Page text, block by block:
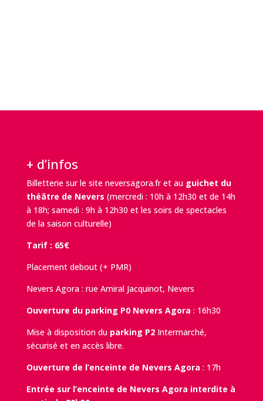
+ d’infos
Billetterie sur le site neversagora.fret au guichet du
théâtre de Nevers (mercredi : 10h à 12h30 et de 14h
à 18h; samedi : 9h à 12h30 et les soirs de spectacles
de la saison culturelle)
Tarif : 65€
Placement debout (+ PMR)
Nevers Agora : rue Amiral Jacquinot, Nevers
Ouverture du parking P0 Nevers Agora : 16h30
Mise à disposition du parking P2Intermarché,
sécurisé et en accès libre.
Ouverture de l’enceinte de Nevers Agora : 17h
Entrée sur l’enceinte de Nevers Agora interdite à